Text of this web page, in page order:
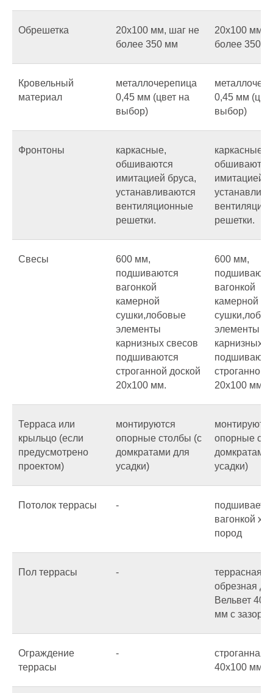
Обрешетка
20х100 мм, шаг не
более 350 мм
20х100 мм,
более 350
Кровельный
материал
металлочерепица
0,45 мм (цвет на
выбор)
0,45 мм
выбор)
Фронтоны
каркасные,
обшиваются
имитацией бруса,
устанавливаются
вентиляционные
решетки.
каркасные,
обшиваются
имитацией
решетки.
Свесы
600 мм,
подшиваются
вагонкой
камерной
сушки,лобовые
элементы
карнизных свесов
подшиваются
строганной доской
20х100 мм.
600 мм,
вагонкой
камерной
элементы
карнизных
строганной
20х100 мм.
Терраса или
крыльцо (если
предусмотрено
проектом)
монтируются
опорные столбы (с
домкратами для
усадки)
опорные
домкратами
усадки)
Потолок террасы -
вагонкой
пород
Пол террасы -
террасная
обрезная
Вельвет
мм с
Ограждение
террасы
-
строганная
40х100 мм